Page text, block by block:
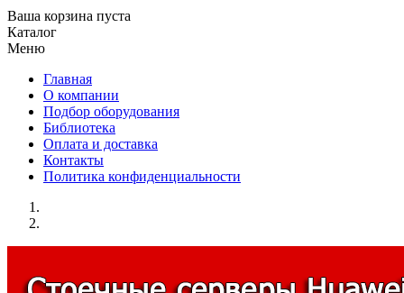
Ваша корзина пуста
Каталог
Меню
Главная
О компании
Подбор оборудования
Библиотека
Оплата и доставка
Контакты
Политика конфиденциальности